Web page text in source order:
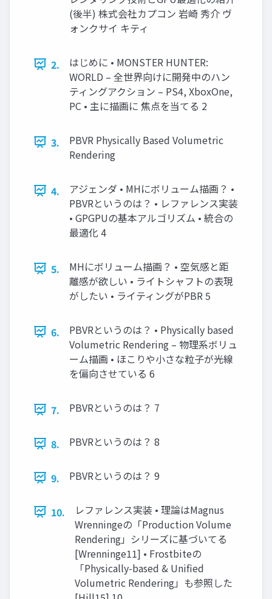
(後半) 株式会社カプコン 岩崎 秀介 ヴ
ォンクサイ キティ
2.
はじめに • MONSTER HUNTER:
WORLD – 全世界向けに開発中のハン
ティングアクション – PS4, XboxOne,
PC • 主に描画に 焦点を当てる 2
3.
PBVR Physically Based Volumetric
Rendering
4.
アジェンダ • MHにボリューム描画？ •
PBVRというのは？ • レファレンス実装
• GPGPUの基本アルゴリズム • 統合の
最適化 4
5.
MHにボリューム描画？ • 空気感と距
離感が欲しい • ライトシャフトの表現
がしたい • ライティングがPBR 5
6.
PBVRというのは？ • Physically based
Volumetric Rendering – 物理系ボリュ
ーム描画 • ほこりや小さな粒子が光線
を偏向させている 6
7. PBVRというのは？ 7
8. PBVRというのは？ 8
9. PBVRというのは？ 9
10.
レファレンス実装 • 理論はMagnus
Wrenningeの「Production Volume
Rendering」シリーズに基づいてる
[Wrenninge11] • Frostbiteの
「Physically-based & Unified
Volumetric Rendering」も参照した